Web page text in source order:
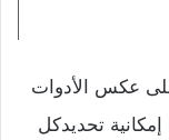
عكس الأدوات
إمكانية تحديدكل